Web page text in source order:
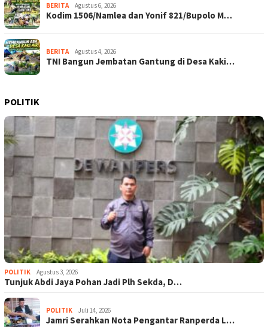
BERITA Agustus 6, 2026
Kodim 1506/Namlea dan Yonif 821/Bupolo M…
BERITA Agustus 4, 2026
TNI Bangun Jembatan Gantung di Desa Kaki…
POLITIK
POLITIK Agustus 3, 2026
Tunjuk Abdi Jaya Pohan Jadi Plh Sekda, D…
POLITIK Juli 14, 2026
Jamri Serahkan Nota Pengantar Ranperda L…